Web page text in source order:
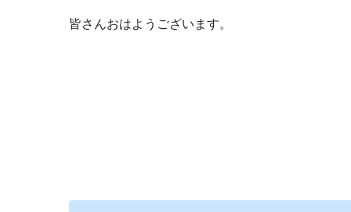
皆さんおはようございます。